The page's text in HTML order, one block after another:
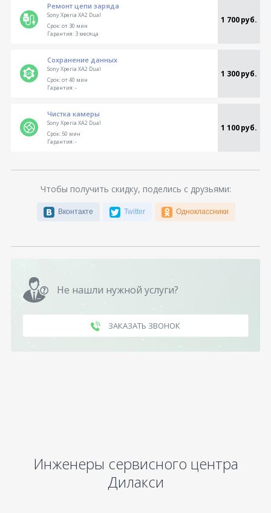
Ремонт цепи заряда
Sony Xperia XA2 Dual 1 700 руб.
Срок:от 30 мин
Гарантия:3 месяца
Сохранение данных
Sony Xperia XA2 Dual 1 300 руб.
Срок:от 40 мин
Гарантия:-
Чистка камеры
Sony Xperia XA2 Dual 1 100 руб.
Срок:50 мин
Гарантия:-
Чтобы получить скидку, поделись с друзьями:
Вконтакте Twitter Одноклассники
Не нашли нужной услуги?
ЗАКАЗАТЬ ЗВОНОК
Инженеры сервисного центра
Дилакси